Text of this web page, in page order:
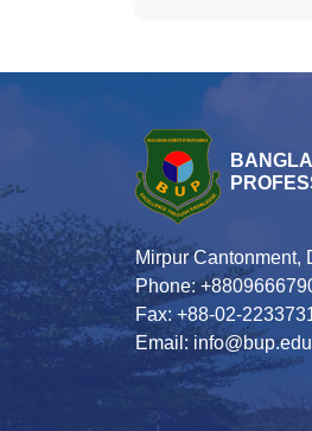
Mirpur Cantonment,
Phone:
Fax: +88-02-
Email: